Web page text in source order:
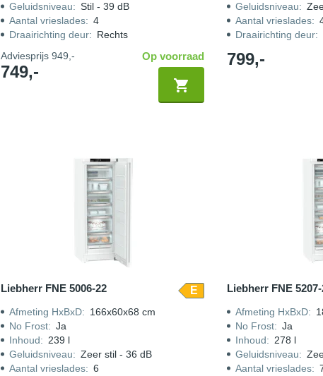
Geluidsniveau: Stil - 39 dB
Aantal vrieslades: 4
Draairichting deur: Rechts
Adviesprijs 949,-
749,-
Op voorraad
Geluidsniveau:
Aantal vrieslades:
Draairichting deur:
799,-
Liebherr FNE 5006-22 E
Afmeting HxBxD: 166x60x68 cm
No Frost: Ja
Inhoud: 239 l
Geluidsniveau: Zeer stil - 36 dB
Aantal vrieslades: 6
Liebherr FNE
Afmeting HxBxD:
No Frost: Ja
Inhoud: 278 l
Geluidsniveau:
Aantal vrieslades: